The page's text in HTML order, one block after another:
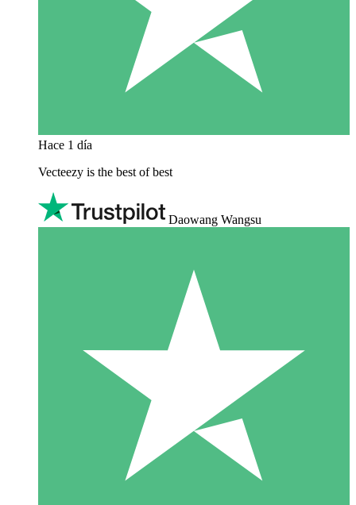
Hace 1 día
Vecteezy is the best of best
Daowang Wangsu